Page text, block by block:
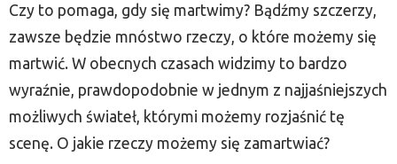
Czy to pomaga, gdy się martwimy? Bądźmy szczerzy,
zawsze będzie mnóstwo rzeczy, o które możemy się
martwić. W obecnych czasach widzimy to bardzo
wyraźnie, prawdopodobnie w jednym z najjaśniejszych
możliwych świateł, którymi możemy rozjaśnić tę
scenę. O jakie rzeczy możemy się zamartwiać?